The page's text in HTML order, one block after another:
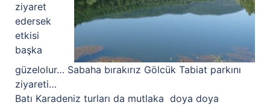
ziyaret
edersek
etkisi
başka
güzelolur… Sabaha bırakırız Gölcük Tabiat parkını
ziyareti…
Batı Karadeniz turları da mutlaka doya doya